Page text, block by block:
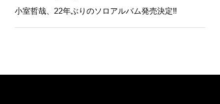
小室哲哉、22年ぶりのソロアルバム発売決定!!